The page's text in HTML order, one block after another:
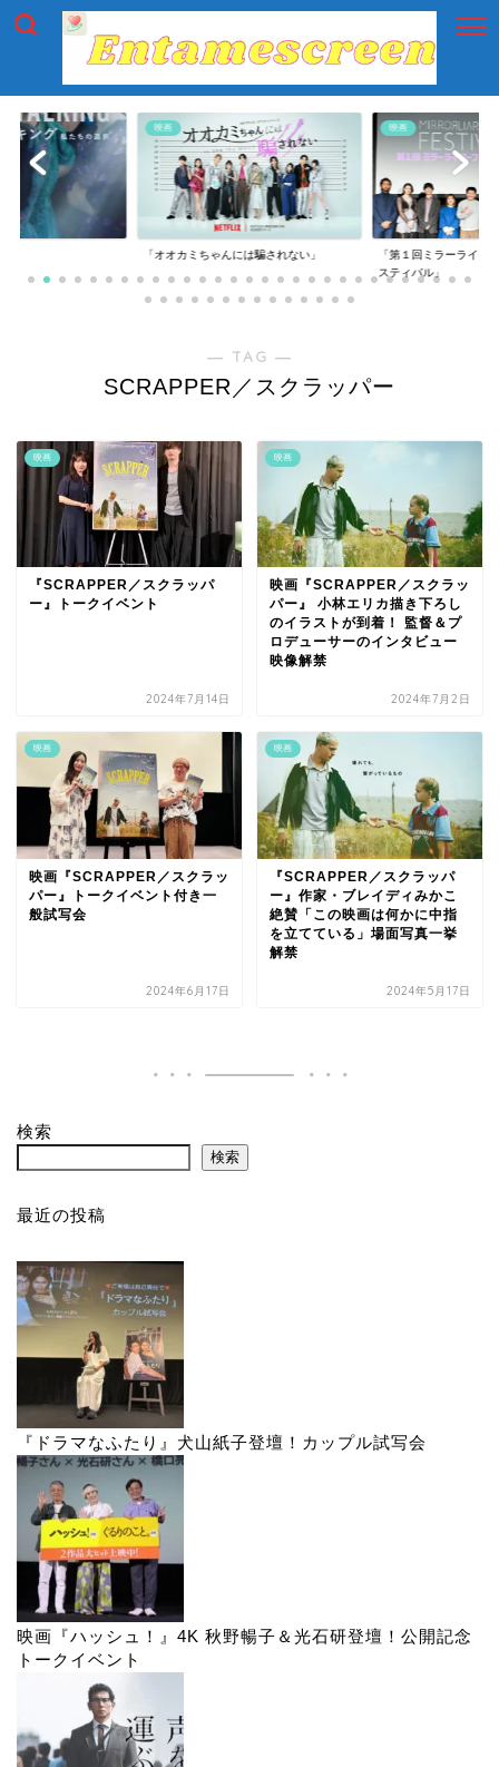
映画
「オオカミちゃんには騙されない」
映画
「第１回ミラーライア
スティバル」
― TAG ―
SCRAPPER／スクラッパー
映画
『SCRAPPER／スクラッパ
ー』トークイベント
2024年7月14日
映画
映画『SCRAPPER／スクラッ
パー』 小林エリカ描き下ろし
のイラストが到着！ 監督＆プ
ロデューサーのインタビュー
映像解禁
2024年7月2日
映画
映画『SCRAPPER／スクラッ
パー』トークイベント付き一
般試写会
2024年6月17日
映画
『SCRAPPER／スクラッパ
ー』作家・ブレイディみかこ
絶賛「この映画は何かに中指
を立てている」場面写真一挙
解禁
2024年5月17日
検索
検索
最近の投稿
『ドラマなふたり』犬山紙子登壇！カップル試写会
映画『ハッシュ！』4K 秋野暢子＆光石研登壇！公開記念
トークイベント